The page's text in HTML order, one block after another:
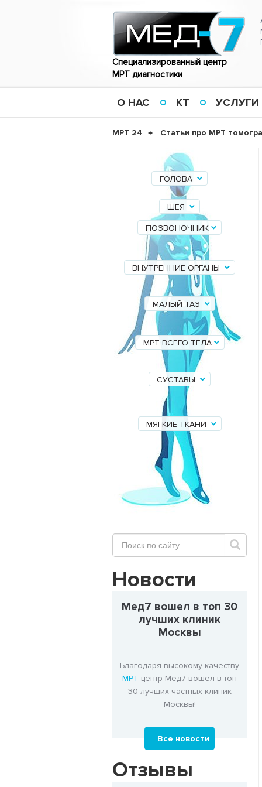
Специализированный центр
МРТ диагностики
О НАС КТ УСЛУГИ
МРТ 24 Статьи про МРТ
ГОЛОВА
ШЕЯ
ПОЗВОНОЧНИК
ВНУТРЕННИЕ ОРГАНЫ
МАЛЫЙ ТАЗ
МРТ ВСЕГО ТЕЛА
СУСТАВЫ
МЯГКИЕ ТКАНИ
Новости
Мед7 вошел в топ 30
лучших клиник
Москвы
Благодаря высокому качеству
МРТ центр Мед7 вошел в топ
30 лучших частных клиник
Москвы!
Все новости
Отзывы